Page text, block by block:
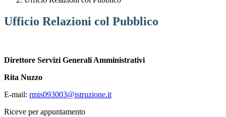
Ufficio Relazioni col Pubblico
Direttore Servizi Generali Amministrativi
Rita Nuzzo
E-mail: rmis093003@istruzione.it
Riceve per appuntamento